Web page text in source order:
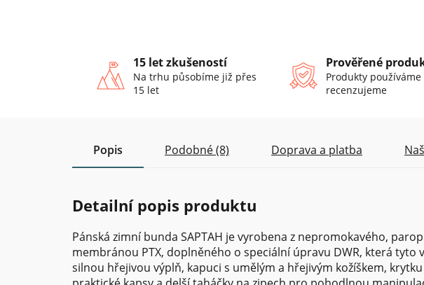
15 let zkušeností
Na trhu působíme již přes
15 let
Prověřené
Produkty používáme
recenzujeme
Popis Podobné (8) Doprava a platba
Detailní popis produktu
Pánská zimní bunda SAPTAH je vyrobena z nepromokavého,
membránou PTX, doplněného o speciální úpravu DWR, která
silnou hřejivou výplň, kapuci s umělým a hřejivým kožíškem,